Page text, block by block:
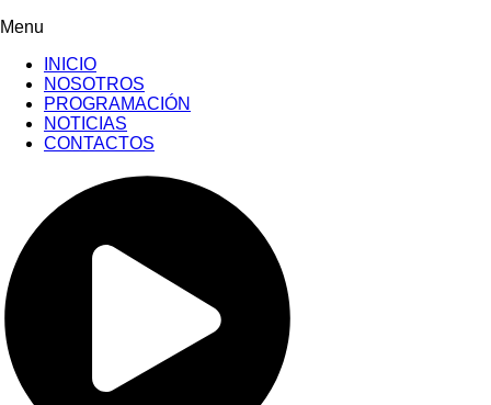
Menu
INICIO
NOSOTROS
PROGRAMACIÓN
NOTICIAS
CONTACTOS